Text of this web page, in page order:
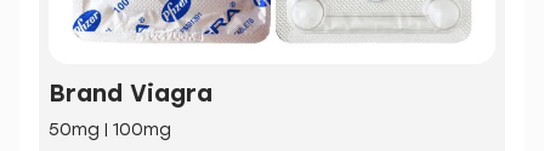
Brand Viagra
50mg | 100mg